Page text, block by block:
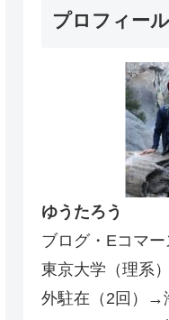
プロフィール
ゆうたろう
ブログ・Eコマー
東京大学（理系
外駐在（2回）→